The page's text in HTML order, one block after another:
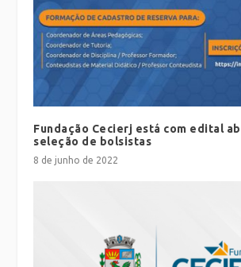
Fundação Cecierj está com edital
seleção de bolsistas
8 de junho de 2022